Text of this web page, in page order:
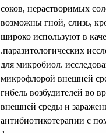
соков, нерастворимых
возможны гной, слизь,
широко используют в
.паразитологических
для микробиол.
микрофлорой внешней
гибель возбудителей во
внешней среды и
антибиотикотерапии с